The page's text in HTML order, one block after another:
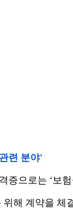
련 분야'
증으로는 ‘보
해 계약을